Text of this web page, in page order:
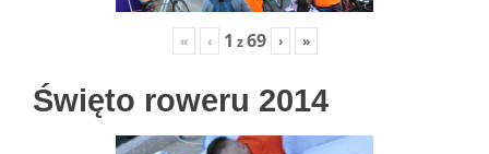
« ‹ 1 z69 › »
Święto roweru 2014